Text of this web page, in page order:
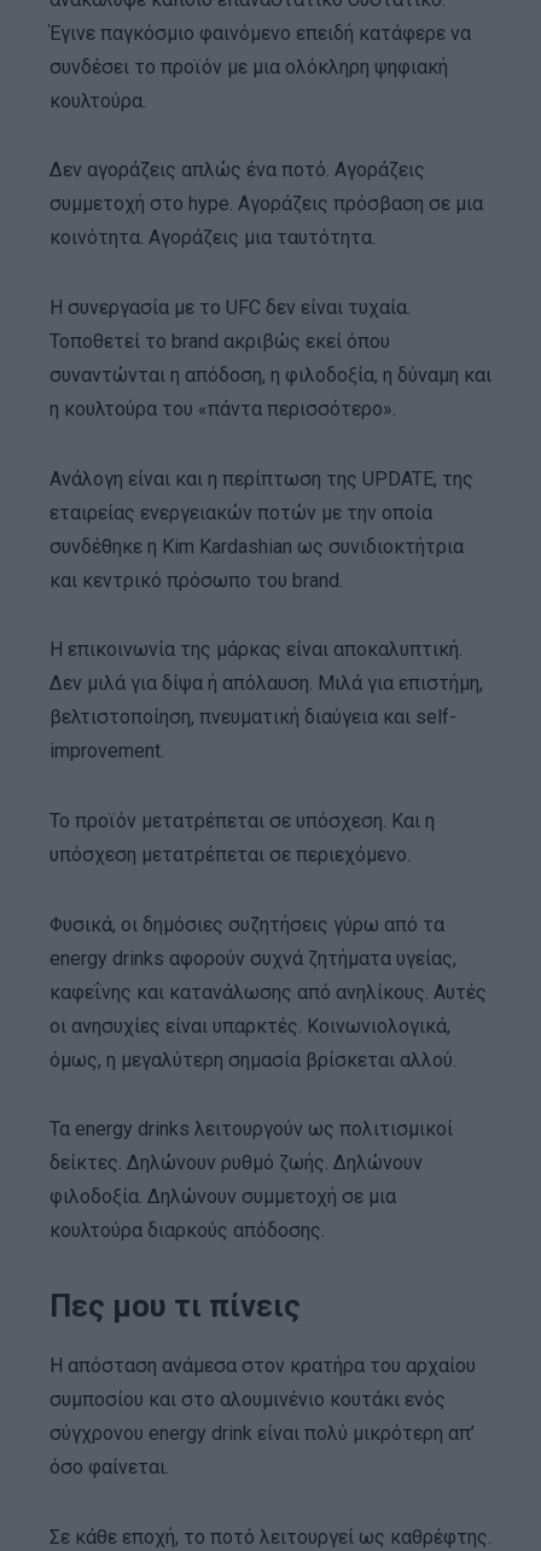
Έγινε παγκόσμιο φαινόμενο επειδή κατάφερε να
συνδέσει το προϊόν με μια ολόκληρη ψηφιακή
κουλτούρα.
Δεν αγοράζεις απλώς ένα ποτό. Αγοράζεις
συμμετοχή στο hype. Αγοράζεις πρόσβαση σε μια
κοινότητα. Αγοράζεις μια ταυτότητα.
Η συνεργασία με το UFC δεν είναι τυχαία.
Τοποθετεί το brand ακριβώς εκεί όπου
συναντώνται η απόδοση, η φιλοδοξία, η δύναμη και
η κουλτούρα του «πάντα περισσότερο».
Ανάλογη είναι και η περίπτωση της UPDATE, της
εταιρείας ενεργειακών ποτών με την οποία
συνδέθηκε η Kim Kardashian ως συνιδιοκτήτρια
και κεντρικό πρόσωπο του brand.
Η επικοινωνία της μάρκας είναι αποκαλυπτική.
Δεν μιλά για δίψα ή απόλαυση. Μιλά για επιστήμη,
βελτιστοποίηση, πνευματική διαύγεια και self-
improvement.
Το προϊόν μετατρέπεται σε υπόσχεση. Και η
υπόσχεση μετατρέπεται σε περιεχόμενο.
Φυσικά, οι δημόσιες συζητήσεις γύρω από τα
energy drinks αφορούν συχνά ζητήματα υγείας,
καφεΐνης και κατανάλωσης από ανηλίκους. Αυτές
οι ανησυχίες είναι υπαρκτές. Κοινωνιολογικά,
όμως, η μεγαλύτερη σημασία βρίσκεται αλλού.
Τα energy drinks λειτουργούν ως πολιτισμικοί
δείκτες. Δηλώνουν ρυθμό ζωής. Δηλώνουν
φιλοδοξία. Δηλώνουν συμμετοχή σε μια
κουλτούρα διαρκούς απόδοσης.
Πες μου τι πίνεις
Η απόσταση ανάμεσα στον κρατήρα του αρχαίου
συμποσίου και στο αλουμινένιο κουτάκι ενός
σύγχρονου energy drink είναι πολύ μικρότερη απ’
όσο φαίνεται.
Σε κάθε εποχή, το ποτό λειτουργεί ως καθρέφτης.